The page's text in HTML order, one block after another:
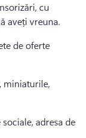
cu
aveți vreuna.
de oferte
miniaturile,
adresa de